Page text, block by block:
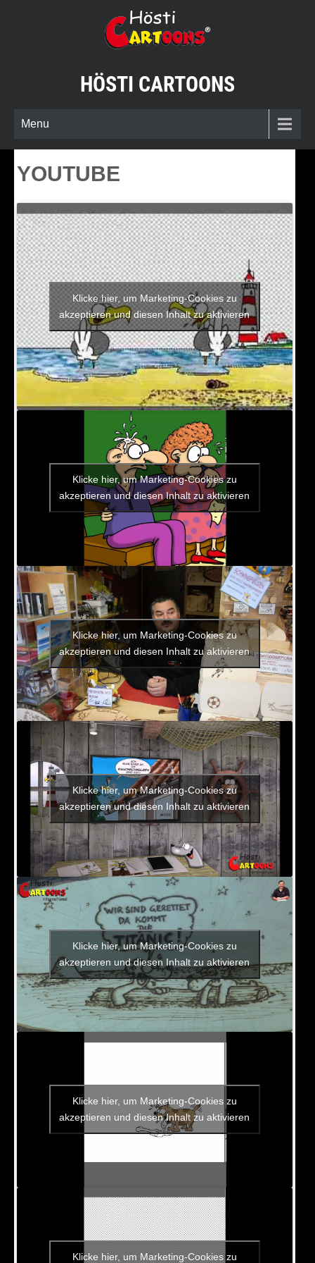
HÖSTI CARTOONS
Menu
YOUTUBE
Klicke hier, um Marketing-Cookies zu
akzeptieren und diesen Inhalt zu aktivieren
Klicke hier, um Marketing-Cookies zu
akzeptieren und diesen Inhalt zu aktivieren
Klicke hier, um Marketing-Cookies zu
akzeptieren und diesen Inhalt zu aktivieren
Klicke hier, um Marketing-Cookies zu
akzeptieren und diesen Inhalt zu aktivieren
Klicke hier, um Marketing-Cookies zu
akzeptieren und diesen Inhalt zu aktivieren
Klicke hier, um Marketing-Cookies zu
akzeptieren und diesen Inhalt zu aktivieren
Klicke hier, um Marketing-Cookies zu